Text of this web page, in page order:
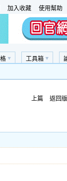
加入收藏 使用幫助
工具箱
上篇 返回